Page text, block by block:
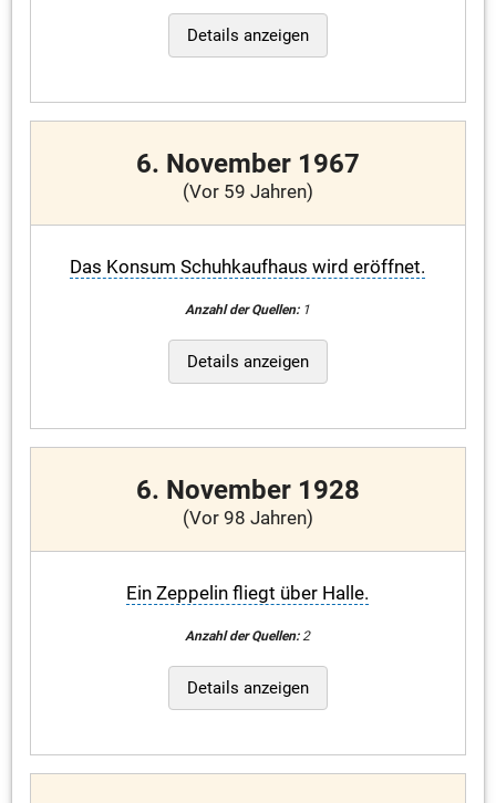
Details anzeigen
6. November 1967
(Vor 59 Jahren)
Das Konsum Schuhkaufhaus wird eröffnet.
Anzahl der Quellen:1
Details anzeigen
6. November 1928
(Vor 98 Jahren)
Ein Zeppelin fliegt über Halle.
Anzahl der Quellen:2
Details anzeigen